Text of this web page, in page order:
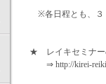
※各日程とも、３
★ レイキセミナー
⇒ http://kirei-